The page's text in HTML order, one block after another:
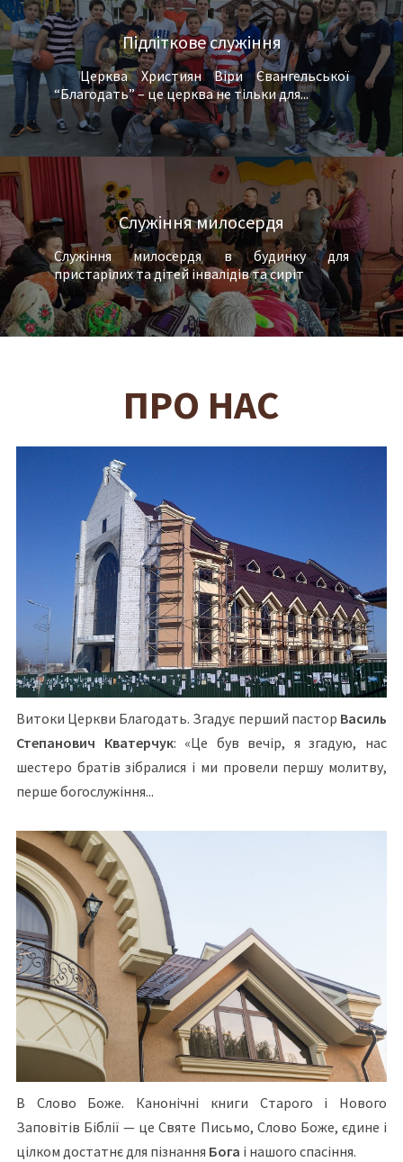
Підліткове служіння
Церква Християн Віри Євангельської
“Благодать” – це церква не тільки для...
Служіння милосердя
Служіння милосердя в будинку для
пристарілих та дітей інвалідів та сиріт
ПРО НАС
Витоки Церкви Благодать. Згадує перший пастор Василь
Степанович Кватерчук: «Це був вечір, я згадую, нас
шестеро братів зібралися і ми провели першу молитву,
перше богослужіння...
В Слово Боже. Канонічні книги Старого і Нового
Заповітів Біблії — це Святе Письмо, Слово Боже, єдине і
цілком достатнє для пізнання Бога і нашого спасіння.